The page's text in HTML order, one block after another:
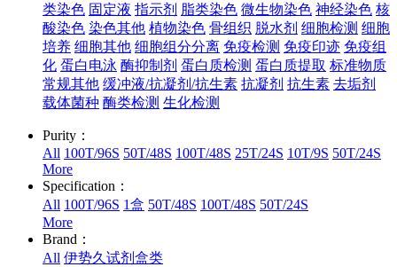
类染色 固定液 指示剂 脂类染色 微生物染色 神经染色 核
酸染色 染色其他 植物染色 骨组织 脱水剂 细胞检测 细胞
培养 细胞其他 细胞组分分离 免疫检测 免疫印迹 免疫组
化 蛋白电泳 酶抑制剂 蛋白质检测 蛋白质提取 标准物质
常规其他 缓冲液/抗凝剂/抗生素 抗凝剂 抗生素 去垢剂
载体菌种 酶类检测 生化检测
Purity：
All 100T/96S 50T/48S 100T/48S 25T/24S 10T/9S 50T/24S
More
Specification：
All 100T/96S 1盒 50T/48S 100T/48S 50T/24S
More
Brand：
All 伊势久试剂盒类